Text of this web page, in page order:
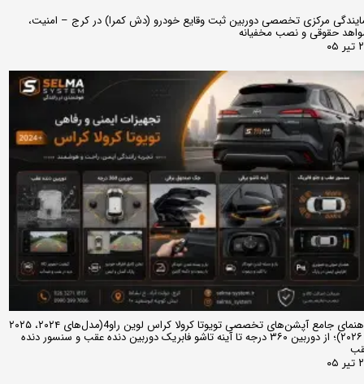
مرکزی تخصصی دوربین ثبت وقایع خودرو (دش کمرا) در کرج – امنیت،
حقوقی و نصب مخفیانه
راهنمای جامع آپشن‌های تخصصی تویوتا کرولا کراس لوین راو4(مدل‌های ۲۰۲۴، ۲۰۲۵
و ۲۰۲۶)؛ از دوربین ۳۶۰ درجه تا آینه تاشو فابریک دوربین دنده عقب و سنسور دنده